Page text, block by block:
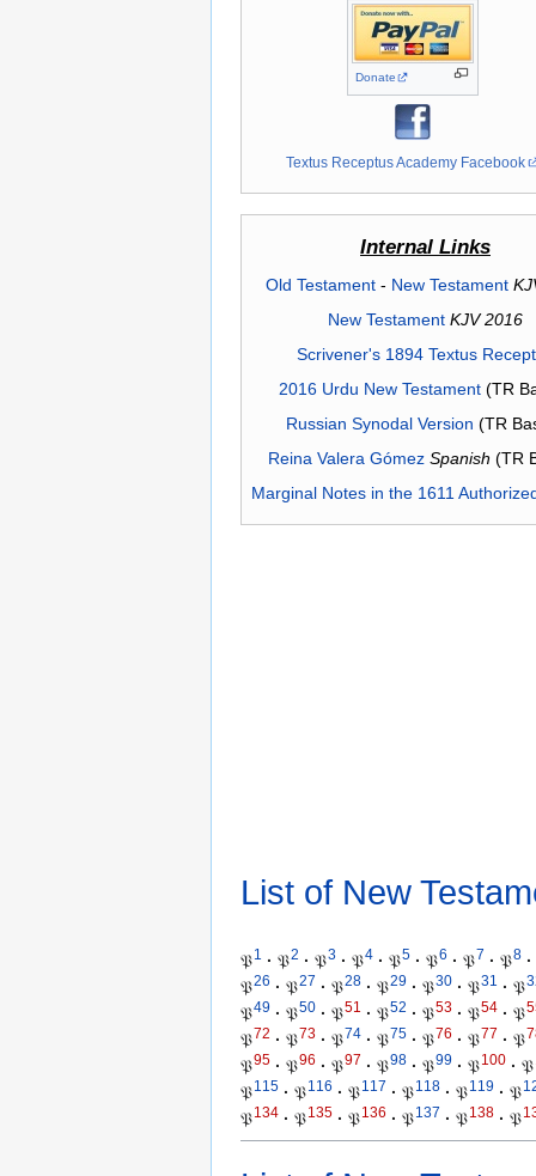
Donate
Textus Receptus Academy Facebook
Internal Links
Old Testament- New Testament
New Testament KJV 2016
Scrivener's 1894 Textus
2016 Urdu New Testament(TR
Russian Synodal Version (TR
Reina Valera Gómez Spanish (TR
Marginal Notes in the 1611
List of New
𝔓1 · 𝔓2 · 𝔓3 · 𝔓4 · 𝔓5 · 𝔓6 · 𝔓7 · 𝔓8 ·
𝔓26 · 𝔓27 · 𝔓28 · 𝔓29 · 𝔓30 · 𝔓31 · 𝔓
𝔓49 · 𝔓50 · 𝔓51 · 𝔓52 · 𝔓53 · 𝔓54 · 𝔓
𝔓72 · 𝔓73 · 𝔓74 · 𝔓75 · 𝔓76 · 𝔓77 · 𝔓
𝔓95 · 𝔓96 · 𝔓97 · 𝔓98 · 𝔓99 · 𝔓100 · 𝔓
𝔓115 · 𝔓116 · 𝔓117 · 𝔓118 · 𝔓119 · 𝔓
𝔓134 · 𝔓135 · 𝔓136 · 𝔓137 · 𝔓138 · 𝔓